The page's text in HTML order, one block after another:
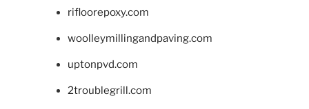
rifloorepoxy.com
woolleymillingandpaving.com
uptonpvd.com
2troublegrill.com